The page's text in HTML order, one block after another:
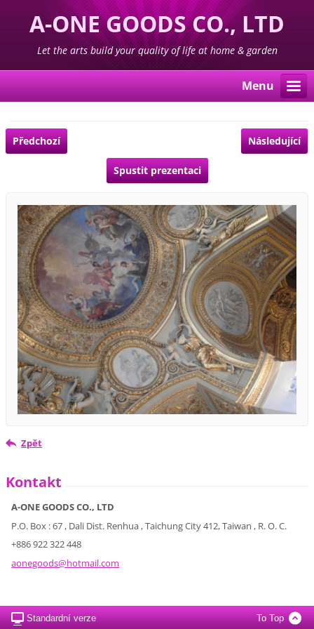
A-ONE GOODS CO., LTD
Let the arts build your quality of life at home & garden
Menu
Předchozí Následující
Spustit prezentaci
Zpět
Kontakt
A-ONE GOODS CO., LTD
P.O. Box : 67 , Dali Dist. Renhua , Taichung City 412, Taiwan , R. O. C.
+886 922 322 448
aonegoods@hotmail.com
Standardní verze To Top